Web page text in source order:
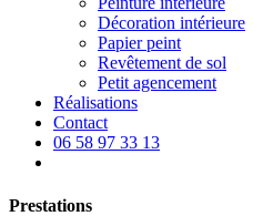
Décoration intérieure
Papier peint
Revêtement de sol
Petit agencement
Réalisations
Contact
06 58 97 33 13
Prestations